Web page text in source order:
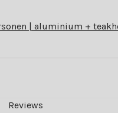
| aluminium +
Reviews